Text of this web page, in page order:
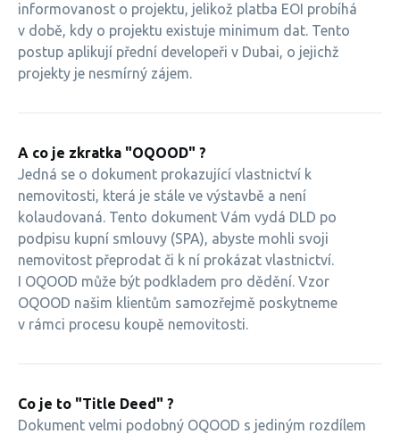
informovanost o projektu, jelikož platba EOI probíhá
v době, kdy o projektu existuje minimum dat. Tento
postup aplikují přední developeři v Dubai, o jejichž
projekty je nesmírný zájem.
A co je zkratka "OQOOD" ?
Jedná se o dokument prokazující vlastnictví k
nemovitosti, která je stále ve výstavbě a není
kolaudovaná. Tento dokument Vám vydá DLD po
podpisu kupní smlouvy (SPA), abyste mohli svoji
nemovitost přeprodat či k ní prokázat vlastnictví.
I OQOOD může být podkladem pro dědění. Vzor
OQOOD našim klientům samozřejmě poskytneme
v rámci procesu koupě nemovitosti.
Co je to "Title Deed" ?
Dokument velmi podobný OQOOD s jediným rozdílem